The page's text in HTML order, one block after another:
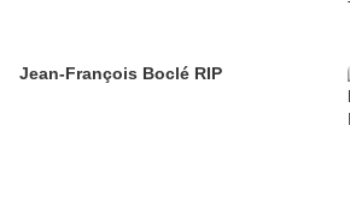
Jean-François Boclé RIP